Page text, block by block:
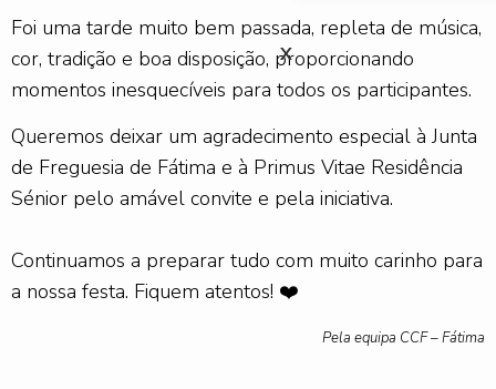
X
Foi uma tarde muito bem passada, repleta de música,
cor, tradição e boa disposição, proporcionando
momentos inesquecíveis para todos os participantes.
Queremos deixar um agradecimento especial à Junta
de Freguesia de Fátima e à Primus Vitae Residência
Sénior pelo amável convite e pela iniciativa.
Continuamos a preparar tudo com muito carinho para
a nossa festa. Fiquem atentos! ❤️
Pela equipa CCF – Fátima